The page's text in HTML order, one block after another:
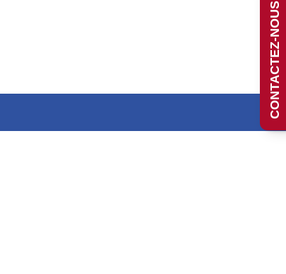
CONTACTEZ-NOUS